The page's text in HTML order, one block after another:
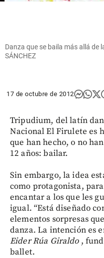
Danza que se baila más allá de
SÁNCHEZ
17 de octubre de 2012
Tripudium, del latín
Nacional El Firulete es
que han hecho, o no
12 años: bailar.
Sin embargo, la idea
como protagonista,
encantar a los que les
igual. “Está diseñado
elementos sorpresas
danza. La intención es
Eider Rúa Giraldo,
ballet.